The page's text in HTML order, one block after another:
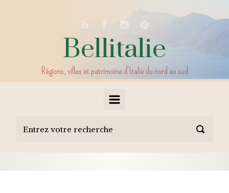
Bellitalie
Régions, villes et patrimoine d'Italie du nord au sud